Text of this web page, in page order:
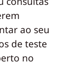
ao seu
de teste
no